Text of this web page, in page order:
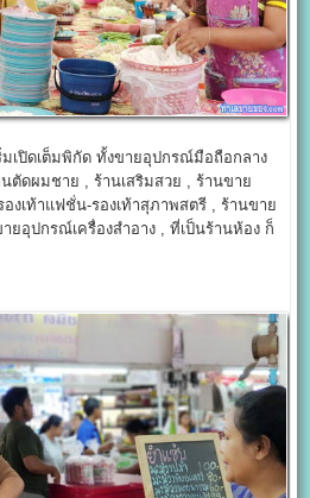
เปิดเต็มพิกัด ทั้งขายอุปกรณ์มือถือกลาง
ตัดผมชาย , ร้านเสริมสวย , ร้านขาย
องเท้าแฟชั่น-รองเท้าสุภาพสตรี , ร้านขาย
ยอุปกรณ์เครื่องสำอาง , ที่เป็นร้านห้อง ก็